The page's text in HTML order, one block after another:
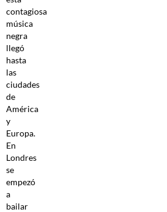
contagiosa
música
negra
llegó
hasta
las
ciudades
de
América
y
Europa.
En
Londres
se
empezó
a
bailar